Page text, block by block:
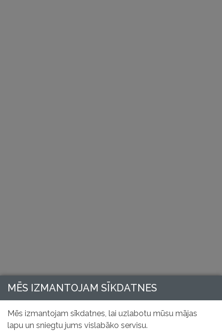
MĒS IZMANTOJAM SĪKDATNES
Mēs izmantojam sīkdatnes, lai uzlabotu mūsu mājas
lapu un sniegtu jums vislabāko servisu.